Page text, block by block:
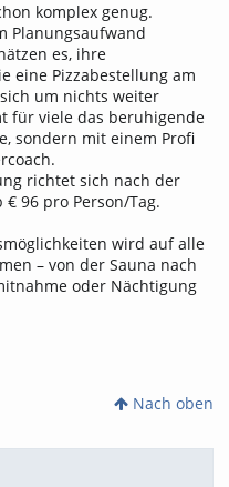
komplex genug.
Planungsaufwand
es, ihre
eine Pizzabestellung am
um nichts weiter
für viele das beruhigende
sondern mit einem Profi
richtet sich nach der
96 pro Person/Tag.
wird auf alle
– von der Sauna nach
oder Nächtigung
Nach oben